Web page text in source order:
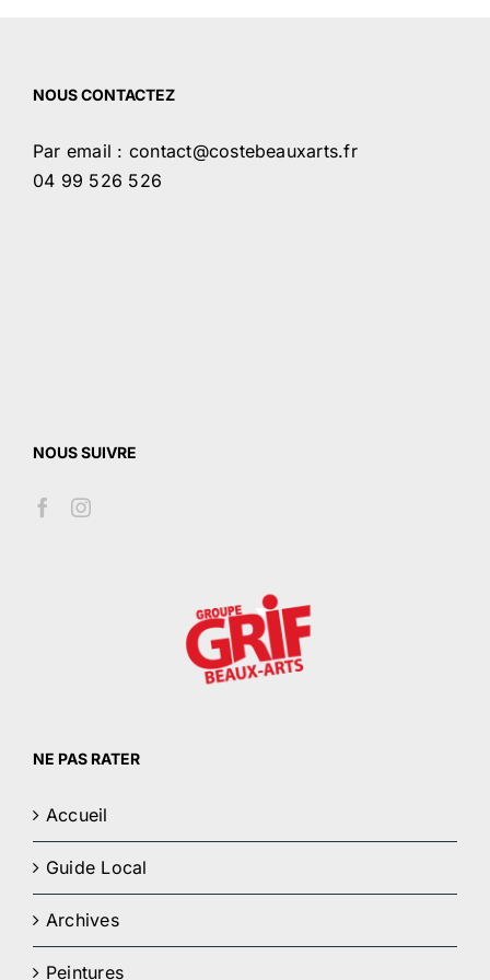
NOUS CONTACTEZ
Par email : contact@costebeauxarts.fr
04 99 526 526
NOUS SUIVRE
NE PAS RATER
Accueil
Guide Local
Archives
Peintures